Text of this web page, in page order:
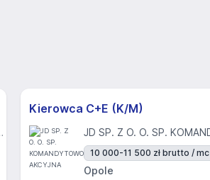
Lach Sp. J.
Kierowca C+E (K/M)
10 000-11 500 zł brutto / mc
Opole